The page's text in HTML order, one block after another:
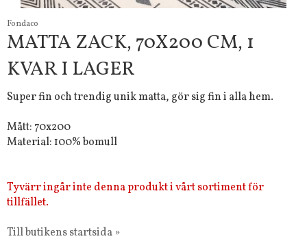
Fondaco
MATTA ZACK, 70X200 CM, 1
KVAR I LAGER
Super fin och trendig unik matta, gör sig fin i alla hem.
Mått: 70x200
Material: 100% bomull
Tyvärr ingår inte denna produkt i vårt sortiment för
tillfället.
Till butikens startsida »